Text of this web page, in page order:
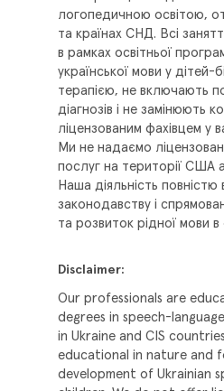
Disclaimer:
логопедичною освітою,
та країнах СНД. Всі
в рамках освітньої
української мови у дітей-
терапією, не включають
діагнозів і не замінюють
ліцензованим фахівцем у
Ми не надаємо
послуг на території США
Наша діяльність повністю
законодавству і
та розвиток рідної мови в
Our professionals are
degrees in speech-
in Ukraine and CIS
educational in nature and
development of Ukrainian